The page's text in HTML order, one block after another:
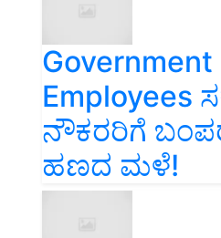
Government
Employees
ನೌಕರರಿಗೆ
ಹಣದ ಮಳೆ!